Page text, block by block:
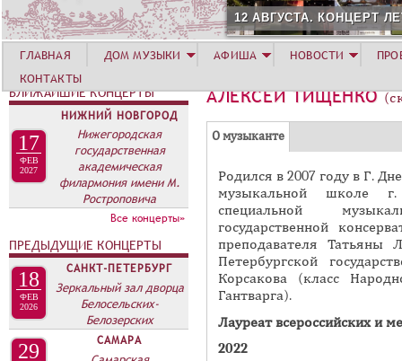
12 АВГУСТА. КОНЦЕРТ
АЛЕКСЕЙ ТИЩЕНКО
Г
П
П
Л
О музыканте(
а
к
т
и
в
н
а
в
Родился в 2007 году в Г.
музыкальной школе г.
специальной
государственной
преподавателя Татьяны
Петербургской
Корсакова (класс
Гантварга).
Лауреат всероссийских и
2022
ГЛАВНАЯ ДОМ МУЗЫКИ АФИША НОВОСТИ
КОНТАКТЫ
БЛИЖАЙШИЕ КОНЦЕРТЫ
17
ФЕВ
2027
НИЖНИЙ НОВГОРОД
Нижегородская
государственная
академическая
филармония имени М.
Ростроповича
Все концерты»
ПРЕДЫДУЩИЕ КОНЦЕРТЫ
18
ФЕВ
2026
САНКТ-ПЕТЕРБУРГ
Зеркальный зал дворца
Белосельских-
Белозерских
29
САМАРА